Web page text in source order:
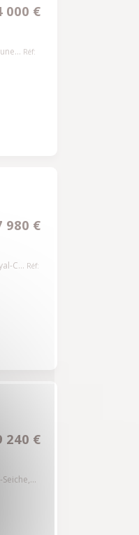
000 €
Réf:
980 €
C... Réf:
240 €